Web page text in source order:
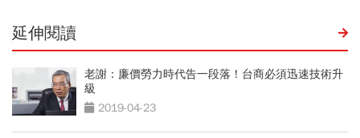
延伸閱讀
老謝：廉價勞力時代告一段落！台商必須迅速技術升
級
2019-04-23